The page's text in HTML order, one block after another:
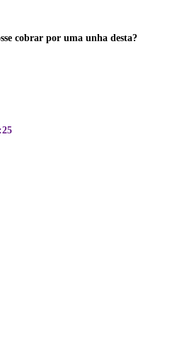
cobrar por uma unha desta?